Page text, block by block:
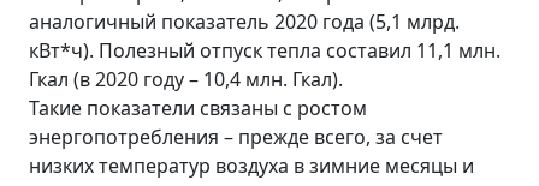
аналогичный показатель 2020 года (5,1 млрд.
кВт*ч). Полезный отпуск тепла составил 11,1 млн.
Гкал (в 2020 году – 10,4 млн. Гкал).
Такие показатели связаны с ростом
энергопотребления – прежде всего, за счет
низких температур воздуха в зимние месяцы и